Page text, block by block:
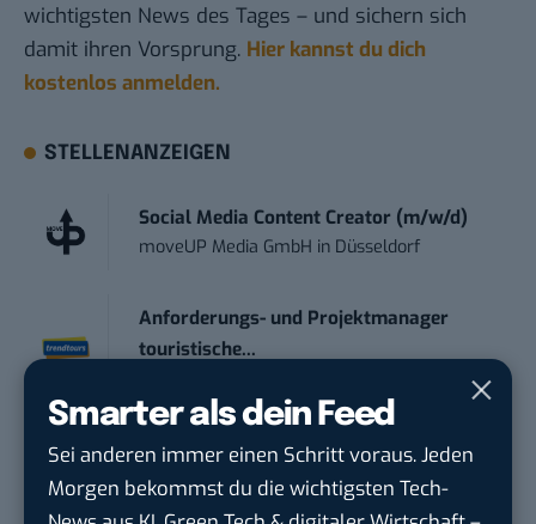
Smarter als dein Feed
Sei anderen immer einen Schritt voraus. Jeden
Morgen bekommst du die wichtigsten Tech-
wichtigsten News des Tages – und sichern sich
damit ihren Vorsprung. Hier kannst du dich
kostenlos anmelden.
STELLENANZEIGEN
Social Media Content Creator (m/w/d)
moveUP Media GmbH in Düsseldorf
Anforderungs- und Projektmanager
touristische...
Social Media Manager (w/m/d)
ENERVIE - Südwestfalen Energie und Wasser
AG
in Hagen